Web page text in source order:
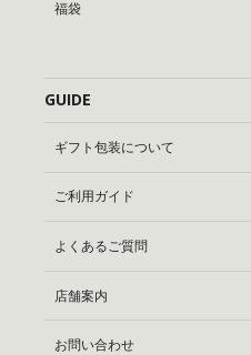
福袋
GUIDE
ギフト包装について
ご利用ガイド
よくあるご質問
店舗案内
お問い合わせ